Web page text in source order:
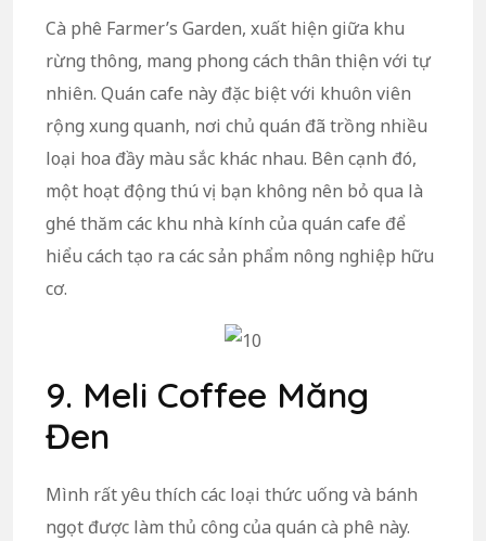
Cà phê Farmer’s Garden, xuất hiện giữa khu
rừng thông, mang phong cách thân thiện với tự
nhiên. Quán cafe này đặc biệt với khuôn viên
rộng xung quanh, nơi chủ quán đã trồng nhiều
loại hoa đầy màu sắc khác nhau. Bên cạnh đó,
một hoạt động thú vị bạn không nên bỏ qua là
ghé thăm các khu nhà kính của quán cafe để
hiểu cách tạo ra các sản phẩm nông nghiệp hữu
cơ.
9. Meli Coffee Măng
Đen
Mình rất yêu thích các loại thức uống và bánh
ngọt được làm thủ công của quán cà phê này.